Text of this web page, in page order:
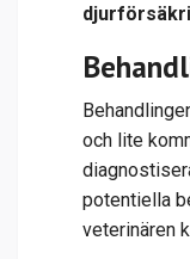
och lite
potentiella
veterinären